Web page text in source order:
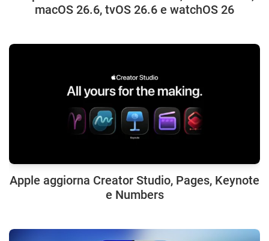
macOS 26.6, tvOS 26.6 e watchOS 26
Apple aggiorna Creator Studio, Pages, Keynote
e Numbers